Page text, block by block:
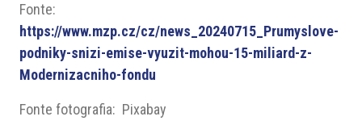
Fonte:
https://www.mzp.cz/cz/news_20240715_Prumyslove-
podniky-snizi-emise-vyuzit-mohou-15-miliard-z-
Modernizacniho-fondu
Fonte fotografia: Pixabay